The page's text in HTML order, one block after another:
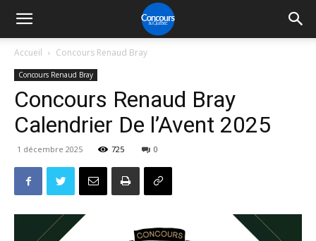
Accueil Concours Renaud Bray
Concours Renaud Bray
Concours Renaud Bray
Calendrier De l’Avent 2025
1 décembre 2025 725 0